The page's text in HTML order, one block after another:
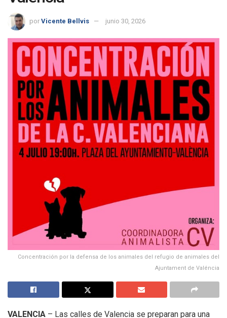
por Vicente Bellvis junio 30, 2026
Concentración por la defensa de los animales del refugio de animales del
Ajuntament de Valéncia
VALENCIA – Las calles de Valencia se preparan para una